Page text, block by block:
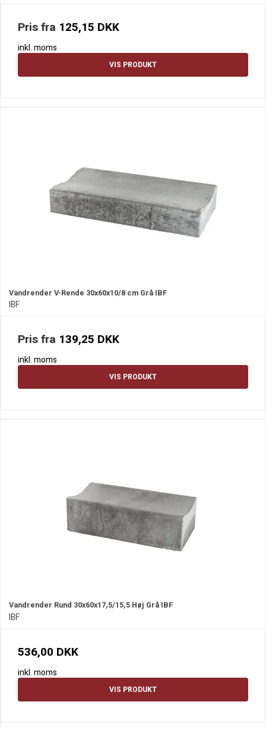
Pris fra 125,15 DKK
inkl. moms
VIS PRODUKT
Vandrender V-Rende 30x60x10/8 cm Grå IBF
IBF
Pris fra 139,25 DKK
inkl. moms
VIS PRODUKT
Vandrender Rund 30x60x17,5/15,5 Høj Grå IBF
IBF
536,00 DKK
inkl. moms
VIS PRODUKT